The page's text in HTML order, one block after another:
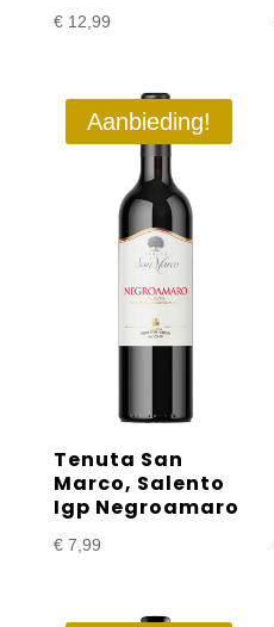
€12,99
Aanbieding!
Tenuta San
Marco, Salento
Igp Negroamaro
€7,99